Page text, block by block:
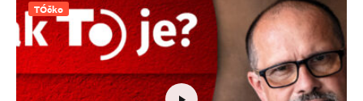
TÓčko